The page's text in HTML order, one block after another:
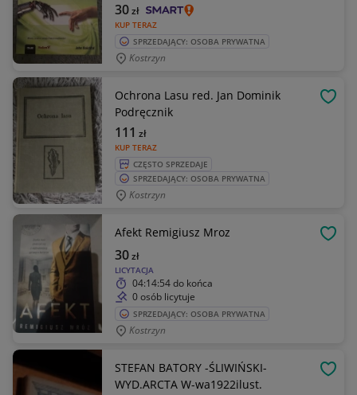
KUP TERAZ
30zł
SPRZEDAJĄCY: OSOBA PRYWATNA
Kostrzyn
Ochrona Lasu red. Jan Dominik
Podręcznik
KUP TERAZ
111 zł
CZĘSTO SPRZEDAJE
SPRZEDAJĄCY: OSOBA PRYWATNA
Kostrzyn
Afekt Remigiusz Mroz
LICYTACJA
30zł
04:14:54do końca
0 osób licytuje
SPRZEDAJĄCY: OSOBA PRYWATNA
Kostrzyn
STEFAN BATORY -ŚLIWIŃSKI-
WYD.ARCTA W-wa1922ilust.